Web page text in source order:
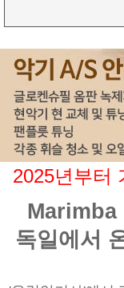
2025년부터
독일에서